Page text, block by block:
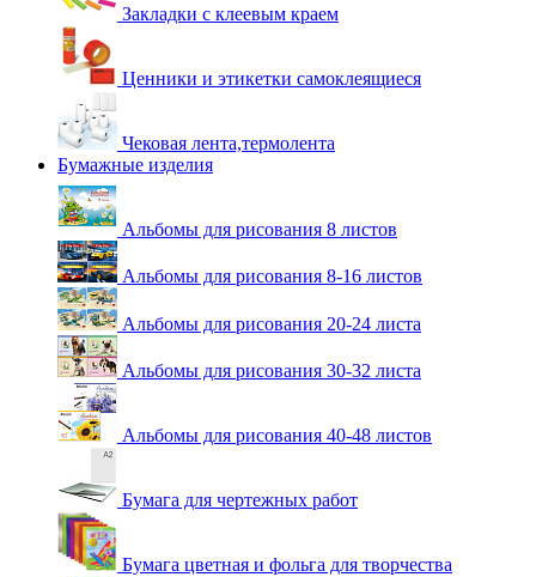
Закладки с клеевым краем
Ценники и этикетки самоклеящиеся
Чековая лента,термолента
Бумажные изделия
Альбомы для рисования 8 листов
Альбомы для рисования 8-16 листов
Альбомы для рисования 20-24 листа
Альбомы для рисования 30-32 листа
Альбомы для рисования 40-48 листов
Бумага для чертежных работ
Бумага цветная и фольга для творчества